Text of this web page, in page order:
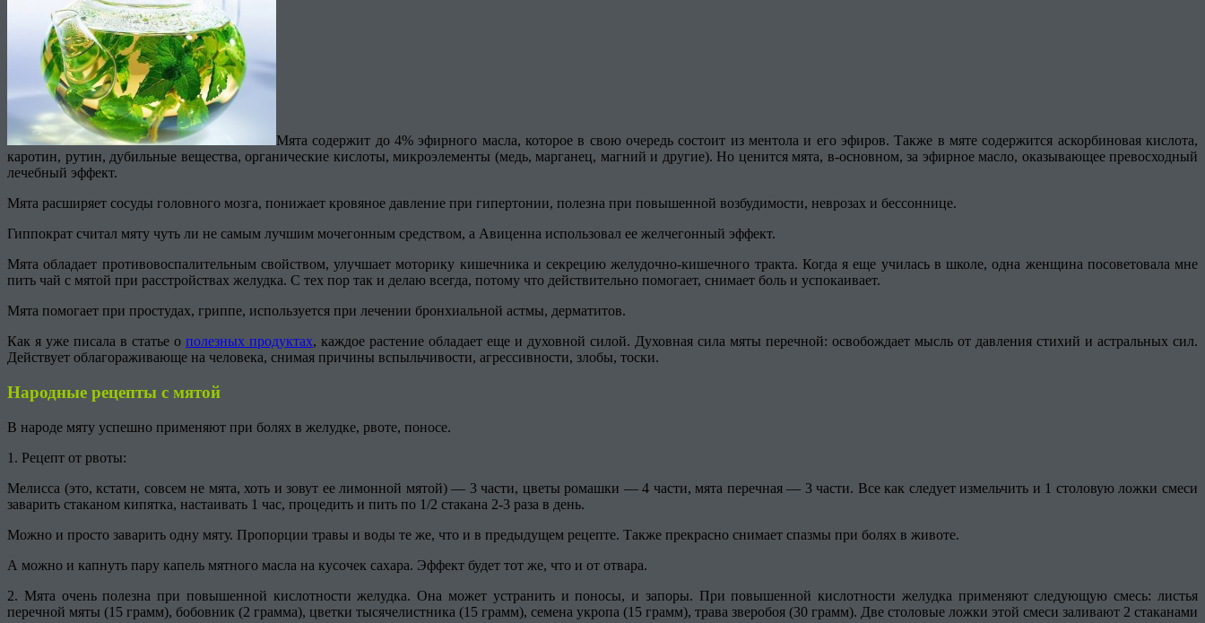
Мята содержит до 4% эфирного масла, которое в свою очередь состоит из ментола и его эфиров. Также в мяте содержится аскорбиновая кислота,
каротин, рутин, дубильные вещества, органические кислоты, микроэлементы (медь, марганец, магний и другие). Но ценится мята, в-основном, за эфирное масло, оказывающее превосходный
лечебный эффект.
Мята расширяет сосуды головного мозга, понижает кровяное давление при гипертонии, полезна при повышенной возбудимости, неврозах и бессоннице.
Гиппократ считал мяту чуть ли не самым лучшим мочегонным средством, а Авиценна использовал ее желчегонный эффект.
Мята обладает противовоспалительным свойством, улучшает моторику кишечника и секрецию желудочно-кишечного тракта. Когда я еще училась в школе, одна женщина посоветовала мне
пить чай с мятой при расстройствах желудка. С тех пор так и делаю всегда, потому что действительно помогает, снимает боль и успокаивает.
Мята помогает при простудах, гриппе, используется при лечении бронхиальной астмы, дерматитов.
Как я уже писала в статье о полезных продуктах, каждое растение обладает еще и духовной силой. Духовная сила мяты перечной: освобождает мысль от давления стихий и астральных сил.
Действует облагораживающе на человека, снимая причины вспыльчивости, агрессивности, злобы, тоски.
Народные рецепты с мятой
В народе мяту успешно применяют при болях в желудке, рвоте, поносе.
1. Рецепт от рвоты:
Мелисса (это, кстати, совсем не мята, хоть и зовут ее лимонной мятой) — 3 части, цветы ромашки — 4 части, мята перечная — 3 части. Все как следует измельчить и 1 столовую ложки смеси
заварить стаканом кипятка, настаивать 1 час, процедить и пить по 1/2 стакана 2-3 раза в день.
Можно и просто заварить одну мяту. Пропорции травы и воды те же, что и в предыдущем рецепте. Также прекрасно снимает спазмы при болях в животе.
А можно и капнуть пару капель мятного масла на кусочек сахара. Эффект будет тот же, что и от отвара.
2. Мята очень полезна при повышенной кислотности желудка. Она может устранить и поносы, и запоры. При повышенной кислотности желудка применяют следующую смесь: листья
перечной мяты (15 грамм), бобовник (2 грамма), цветки тысячелистника (15 грамм), семена укропа (15 грамм), трава зверобоя (30 грамм). Две столовые ложки этой смеси заливают 2 стаканами